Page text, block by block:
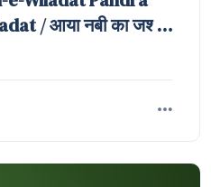
/ आया नबी का जश्न-